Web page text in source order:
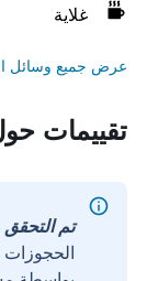
غلاية
عرض جميع وسائل
تقييمات
تم التحقق
الحجوزات